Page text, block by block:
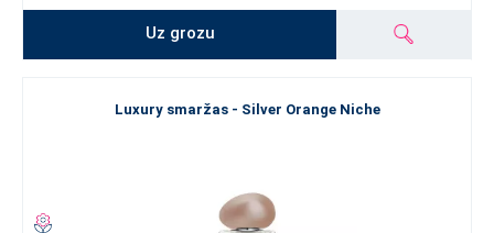
Uz grozu
Luxury smaržas - Silver Orange Niche